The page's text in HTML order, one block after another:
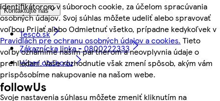
identifikátorom v súboroch cookie, za účelom spracúvania
osobných údajov. Svoj súhlas môžete udeliť alebo spravovať
voľbou Prijať alebo Odmietnuť všetko, prípadne kedykoľvek v
Pravidlách pre ochranu osobných údajov a cookies. Tieto
voľby oznámime našim partnerom a neovplyvnia údaje o
prehliadaní. Vaše rozhodnutie však zmení spôsob, akým vám
prispôsobíme nakupovanie na našom webe.
Svoje nastavenia súhlasu môžete zmeniť kliknutím na
Kontaktujte nás
Tesco.sk
Zákaznícka linka - 0800222333
Výber obchodu
followUs